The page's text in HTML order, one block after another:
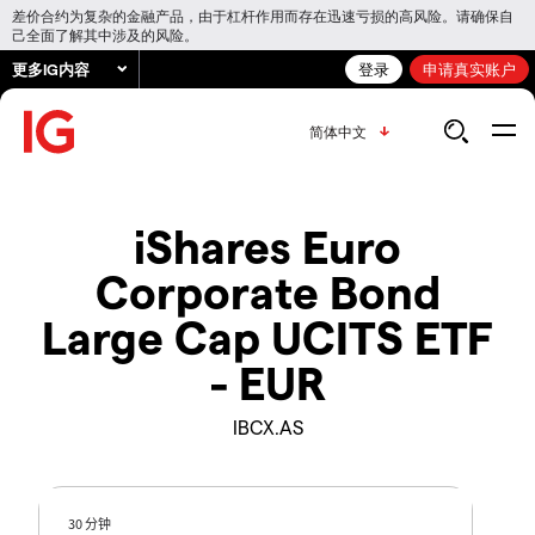
差价合约为复杂的金融产品，由于杠杆作用而存在迅速亏损的高风险。请确保自
己全面了解其中涉及的风险。
更多IG内容 登录 申请真实账户
简体中文
iShares Euro
Corporate Bond
Large Cap UCITS ETF
- EUR
IBCX.AS
30 分钟